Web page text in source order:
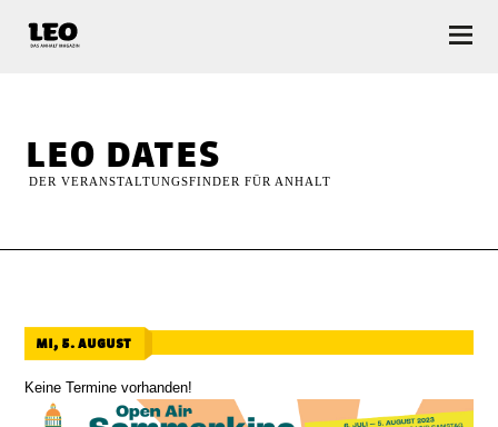
leo dates
DER VERANSTALTUNGSFINDER FÜR ANHALT
mi, 5. august
Keine Termine vorhanden!